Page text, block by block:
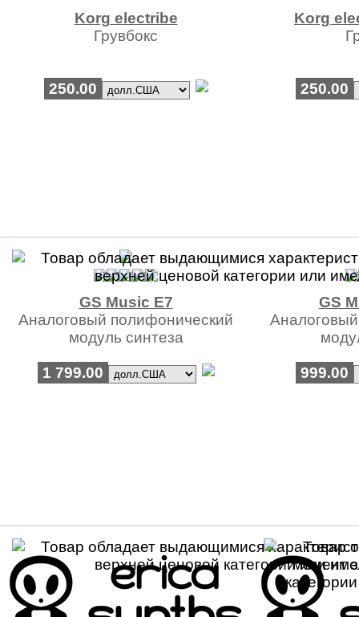
Korg electribe
Грувбокс
250.00
Korg
250.00
GS Music E7
Аналоговый полифонический
модуль синтеза
1 799.00
GS
999.00